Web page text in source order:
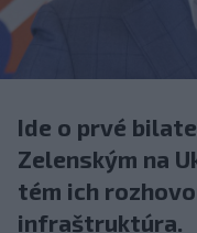
Ide o prvé
Zelenským na
tém ich
infraštruktúra.